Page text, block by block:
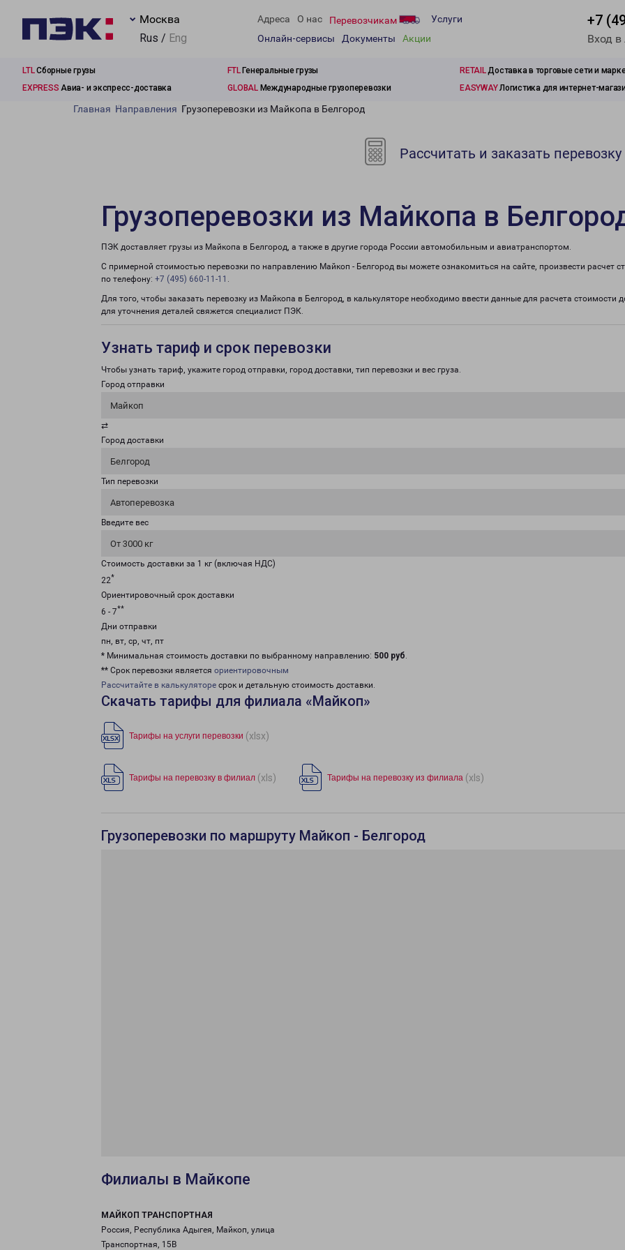
Москва
Rus / Eng
Адреса О нас Перевозчикам
Услуги
Онлайн-сервисы
Документы Акции
+7
Вход
LTLСборные грузы FTLГенеральные грузы RETAILДоставка в торговые сети и
EXPRESS Авиа- и экспресс-доставка GLOBALМеждународные грузоперевозки EASYWAYЛогистика для интернет-
Главная Направления Грузоперевозки из Майкопа в Белгород
Рассчитать и заказать перевозку
Грузоперевозки из Майкопа в
ПЭК доставляет грузы из Майкопа в Белгород, а также в другие города России автомобильным и авиатранспортом.
С примерной стоимостью перевозки по направлению Майкоп - Белгород вы можете ознакомиться на сайте, произвести расчет
по телефону: +7 (495) 660-11-11 .
Для того, чтобы заказать перевозку из Майкопа в Белгород, в калькуляторе необходимо ввести данные для расчета стоимости
для уточнения деталей свяжется специалист ПЭК.
Узнать тариф и срок перевозки
Чтобы узнать тариф, укажите город отправки, город доставки, тип перевозки и вес груза.
Город отправки
Майкоп
⇄
Город доставки
Белгород
Тип перевозки
Автоперевозка
Введите вес
От 3000 кг
Стоимость доставки за 1 кг (включая НДС)
22*
Ориентировочный срок доставки
6 - 7**
Дни отправки
пн, вт, ср, чт, пт
* Минимальная стоимость доставки по выбранному направлению: 500 руб.
** Срок перевозки является ориентировочным
Рассчитайте в калькуляторе срок и детальную стоимость доставки.
Скачать тарифы для филиала «Майкоп»
Тарифы на услуги перевозки (xlsx)
Тарифы на перевозку в филиал (xls) Тарифы на перевозку из филиала (xls)
Грузоперевозки по маршруту Майкоп - Белгород
Филиалы в Майкопе
МАЙКОП ТРАНСПОРТНАЯ
Россия, Республика Адыгея, Майкоп, улица
Транспортная, 15В